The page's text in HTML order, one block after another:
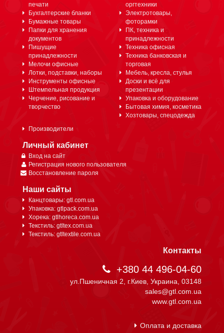
печати
Бухгалтерские бланки
Бумажные товары
Папки для хранения
документов
Пишущие
принадлежности
Мелочи офисные
Лотки, подставки, наборы
Инструменты офисные
Штемпельная продукция
Черчение, рисование и
творчество
оргтехники
Электротовары,
фоторамки
ПК, техника и
принадлежности
Техника офисная
Техника банковская и
торговая
Мебель, кресла, стулья
Доски и всё для
презентации
Упаковка и оборудование
Бытовая химия, косметика
Хозтовары, спецодежда
Производители
Личный кабинет
Вход на сайт
Регистрация нового пользователя
Восстановление пароля
Наши сайты
Канцтовары: gtl.com.ua
Упаковка: gtlpack.com.ua
Хорека: gtlhoreca.com.ua
Текстиль: gtltex.com.ua
Текстиль: gtltextile.com.ua
Контакты
+380 44 496-04-60
ул.Пшеничная 2, г.Киев, Украина, 03148
sales@gtl.com.ua
www.gtl.com.ua
Оплата и доставка